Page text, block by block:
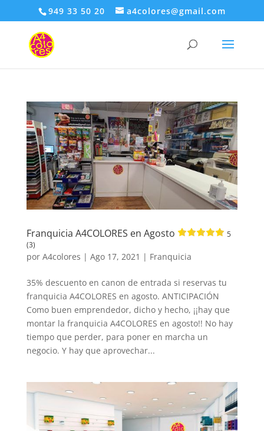
949 33 50 20 a4colores@gmail.com
Franquicia A4COLORES en Agosto
5
(3)
por A4colores | Ago 17, 2021 | Franquicia
35% descuento en canon de entrada si reservas tu
franquicia A4COLORES en agosto. ANTICIPACIÓN
Como buen emprendedor, dicho y hecho, ¡¡hay que
montar la franquicia A4COLORES en agosto!! No hay
tiempo que perder, para poner en marcha un
negocio. Y hay que aprovechar...